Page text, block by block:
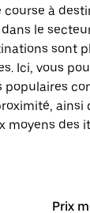
à
le
sont
Ici, vous
populaires
ainsi
moyens des
Prix